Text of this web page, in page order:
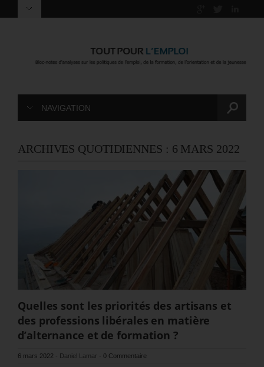
NAVIGATION
ARCHIVES QUOTIDIENNES : 6 MARS 2022
Quelles sont les priorités des artisans et
des professions libérales en matière
d’alternance et de formation ?
6 mars 2022 - Daniel Lamar - 0 Commentaire